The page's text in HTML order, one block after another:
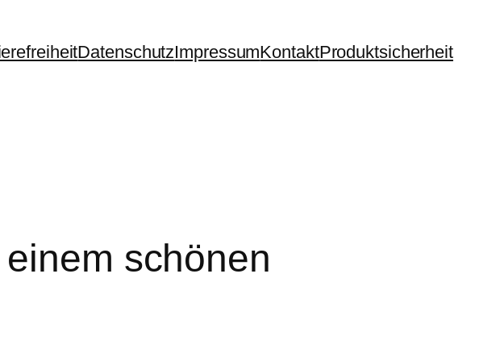
DatenschutzImpressumKontaktProduktsicherheit
schönen